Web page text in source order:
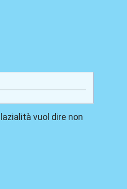
vuol dire non